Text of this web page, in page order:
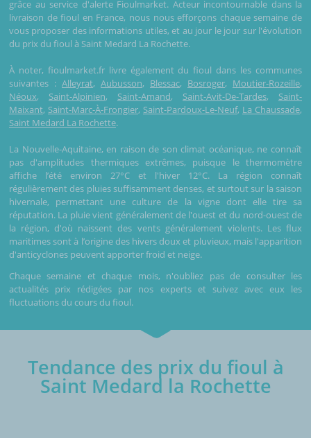
grâce au service d'alerte Fioulmarket. Acteur incontournable dans la
livraison de fioul en France, nous nous efforçons chaque semaine de
vous proposer des informations utiles, et au jour le jour sur l'évolution
du prix du fioul à Saint Medard La Rochette.
À noter, fioulmarket.fr livre également du fioul dans les communes
suivantes : Alleyrat, Aubusson, Blessac, Bosroger, Moutier-Rozeille,
Néoux, Saint-Alpinien, Saint-Amand, Saint-Avit-De-Tardes, Saint-
Maixant, Saint-Marc-À-Frongier, Saint-Pardoux-Le-Neuf, La Chaussade,
Saint Medard La Rochette.
La Nouvelle-Aquitaine, en raison de son climat océanique, ne connaît
pas d'amplitudes thermiques extrêmes, puisque le thermomètre
affiche l’été environ 27°C et l'hiver 12°C. La région connaît
régulièrement des pluies suffisamment denses, et surtout sur la saison
hivernale, permettant une culture de la vigne dont elle tire sa
réputation. La pluie vient généralement de l'ouest et du nord-ouest de
la région, d'où naissent des vents généralement violents. Les flux
maritimes sont à l’origine des hivers doux et pluvieux, mais l'apparition
d'anticyclones peuvent apporter froid et neige.
Chaque semaine et chaque mois, n'oubliez pas de consulter les
actualités prix rédigées par nos experts et suivez avec eux les
fluctuations du cours du fioul.
Tendance des prix du fioul à
Saint Medard la Rochette